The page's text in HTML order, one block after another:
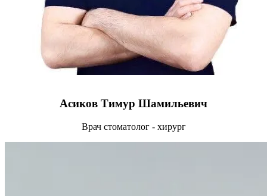
Асиков Тимур Шамильевич
Врач стоматолог - хирург